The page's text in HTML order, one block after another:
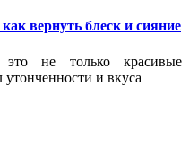
вернуть блеск и сияние
не только красивые
и вкуса